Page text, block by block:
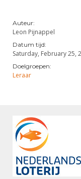
Auteur:
Leon Pijnappel
Datum tijd:
Saturday, February 25,
Doelgroepen:
Leraar